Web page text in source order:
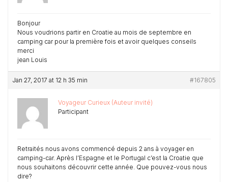
Bonjour
Nous voudrions partir en Croatie au mois de septembre en
camping car pour la première fois et avoir quelques conseils
merci
jean Louis
Jan 27, 2017 at 12 h 35 min #167805
Voyageur Curieux (Auteur invité)
Participant
Retraités nous avons commencé depuis 2 ans à voyager en
camping-car. Après l’Espagne et le Portugal c’est la Croatie que
nous souhaitons découvrir cette année. Que pouvez-vous nous
dire?